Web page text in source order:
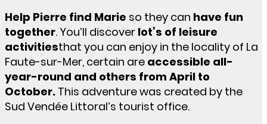
Help Pierre find Marie so they can have fun
together. You’ll discover lot’s of leisure
activitiesthat you can enjoy in the locality of La
Faute-sur-Mer, certain are accessible all-
year-round and others from April to
October. This adventure was created by the
Sud Vendée Littoral’s tourist office.